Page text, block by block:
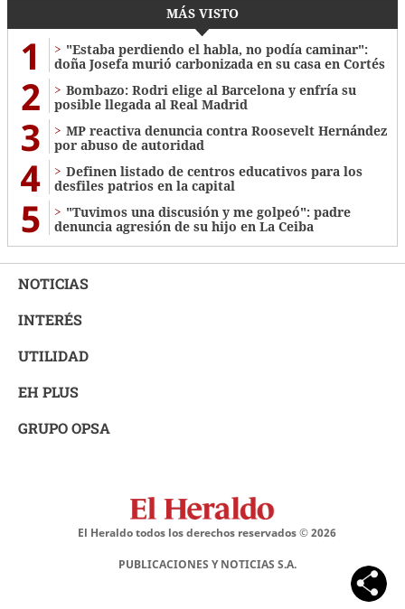
MÁS VISTO
1
"Estaba perdiendo el habla, no podía caminar":
doña Josefa murió carbonizada en su casa en Cortés
2
Bombazo: Rodri elige al Barcelona y enfría su
posible llegada al Real Madrid
3
MP reactiva denuncia contra Roosevelt Hernández
por abuso de autoridad
4
Definen listado de centros educativos para los
desfiles patrios en la capital
5
"Tuvimos una discusión y me golpeó": padre
denuncia agresión de su hijo en La Ceiba
NOTICIAS
INTERÉS
UTILIDAD
EH PLUS
GRUPO OPSA
El Heraldo todos los derechos reservados ©2026
PUBLICACIONES Y NOTICIAS S.A.